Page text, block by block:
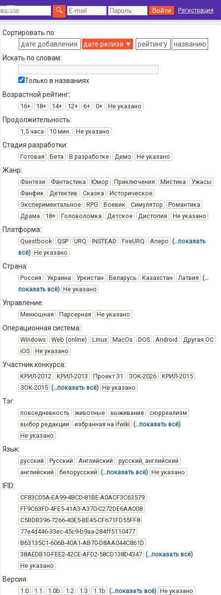
Регистрация
Сортировать по:
дате добавления
дате релиза ▼ рейтингу
названию
Искать по словам:
Только в названиях
Возрастной рейтинг:
16+ 18+ 14+ 12+ 6+ 0+ Не указано
Продолжительность:
1,5 часа 10 мин. Не указано
Стадия разработки:
Готовая Бета В разработке Демо Не указано
Жанр:
Фэнтези Фантастика Юмор Приключения Мистика
Ужасы
Фанфик
Детектив Сказка
Историческое
Экспериментальное
RPG Боевик Симулятор
Романтика
Драма
18+ Головоломка Детское Дистопия Не указано
Платформа:
Questbook QSP URQ INSTEAD FireURQ Аперо (…показать
всё) Не указано
Страна:
Россия Украина Уркистан Беларусь Казахстан Латвия (…
показать всё) Не указано
Управление:
Менюшная Парсерная Не указано
Операционная система:
Windows Web (online) Linux MacOs DOS Android
Другая ОС
iOS
Не указано
Участник конкурса:
КРИЛ-2012 КРИЛ-2013 Проект 31 ЗОК-2026
КРИЛ-2015
ЗОК-2015 (…показать всё) Не указано
Тэг:
повседневность животные выживание
сюрреализм
выбор редакции
избранная на ifwiki (…показать всё)
Не указано
Язык:
русский Русский Английский
русский, английский
английский
белорусский (…показать всё) Не указано
IFID:
CF83C05A-EA99-4BCD-81BE-A0ACF3C63579
FF9C63FD-4FE5-41A3-A370-C272DE6AA008
C5BDB396-7266-40E5-BE45-CF671FD55FF8
77e4d446-33ec-45c9-b9aa-284ff5110477
B63135C1-606B-40A1-AB70-D8AA044C861D
38AEDB10-FEE2-42CE-AFD2-58CD138D4347 (…показать всё)
Не указано
Версия:
1.0 1.1 1.0b 1.2 1.3 1.1b (…показать всё) Не указано